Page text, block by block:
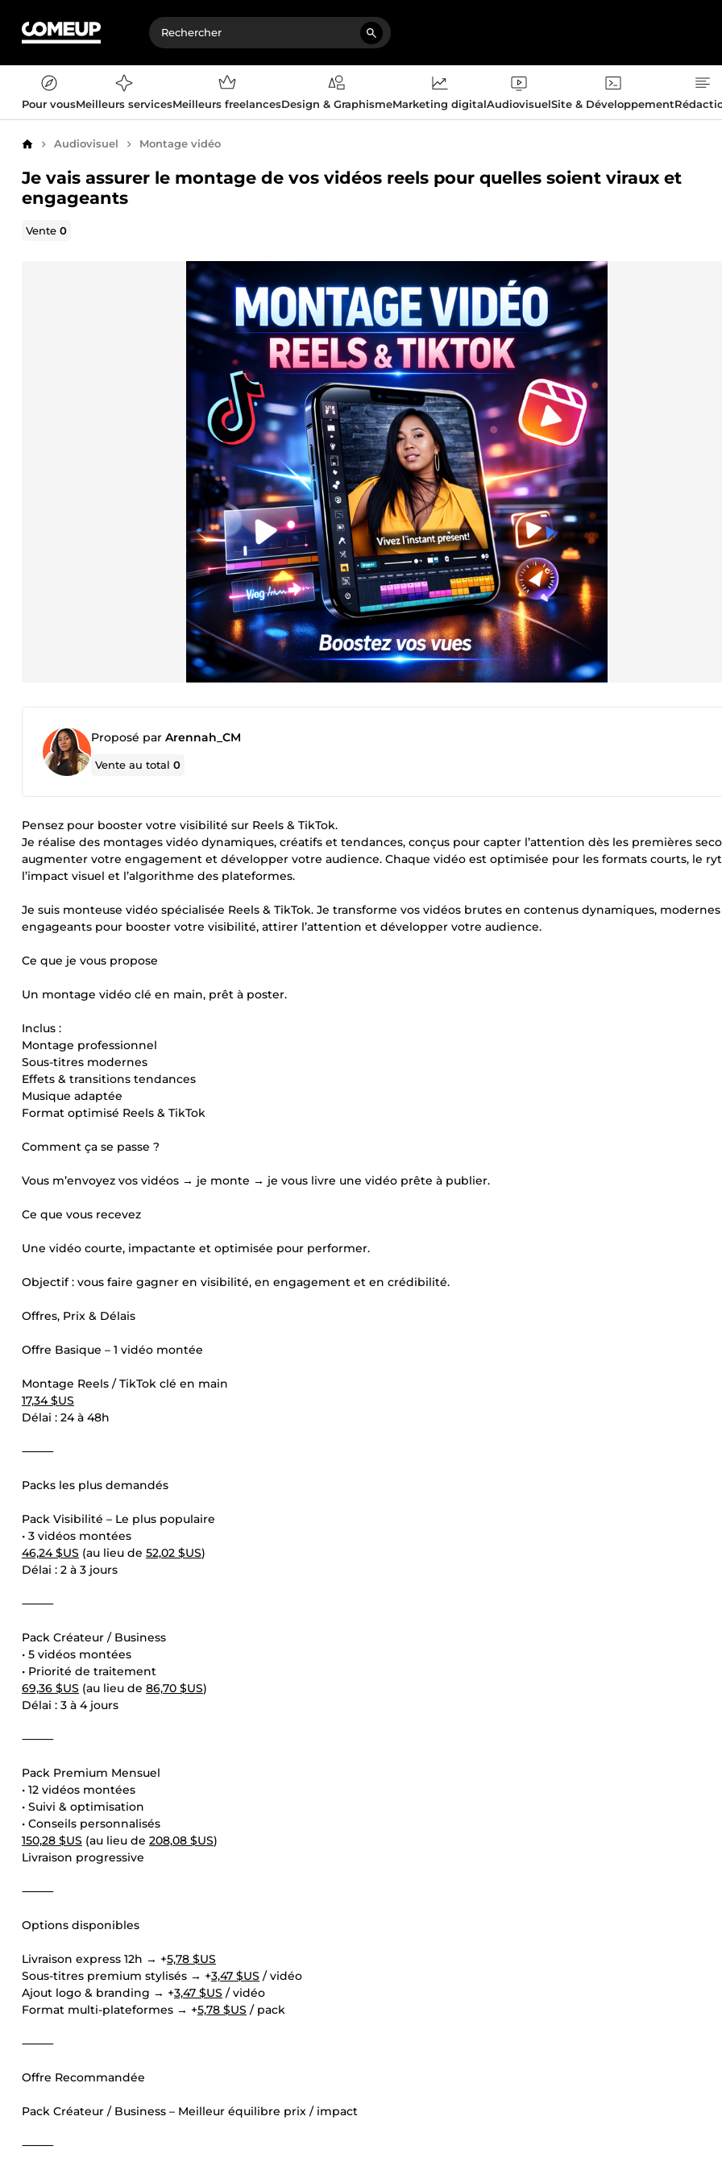
Pour vousMeilleurs servicesMeilleurs freelancesDesign & GraphismeMarketing digitalAudiovisuelSite & Développement
AccueilAudiovisuel Montage vidéo
Je vais assurer le montage de vos vidéos reels pour quelles soient viraux et
engageants
Vente0
Proposé par Arennah_CM
Vente au total0
Pensez pour booster votre visibilité sur Reels & TikTok.
Je réalise des montages vidéo dynamiques, créatifs et tendances, conçus pour capter l’attention dès les premières
augmenter votre engagement et développer votre audience. Chaque vidéo est optimisée pour les formats courts, le
l’impact visuel et l’algorithme des plateformes.
Je suis monteuse vidéo spécialisée Reels & TikTok. Je transforme vos vidéos brutes en contenus dynamiques,
engageants pour booster votre visibilité, attirer l’attention et développer votre audience.
Ce que je vous propose
Un montage vidéo clé en main, prêt à poster.
Inclus :
Montage professionnel
Sous-titres modernes
Effets & transitions tendances
Musique adaptée
Format optimisé Reels & TikTok
Comment ça se passe ?
Vous m’envoyez vos vidéos → je monte → je vous livre une vidéo prête à publier.
Ce que vous recevez
Une vidéo courte, impactante et optimisée pour performer.
Objectif : vous faire gagner en visibilité, en engagement et en crédibilité.
Offres, Prix & Délais
Offre Basique – 1 vidéo montée
Montage Reels / TikTok clé en main
17,34 $US
Délai : 24 à 48h
⸻
Packs les plus demandés
Pack Visibilité – Le plus populaire
• 3 vidéos montées
46,24 $US (au lieu de 52,02 $US)
Délai : 2 à 3 jours
⸻
Pack Créateur / Business
• 5 vidéos montées
• Priorité de traitement
69,36 $US (au lieu de 86,70 $US)
Délai : 3 à 4 jours
⸻
Pack Premium Mensuel
• 12 vidéos montées
• Suivi & optimisation
• Conseils personnalisés
150,28 $US (au lieu de 208,08 $US)
Livraison progressive
⸻
Options disponibles
Livraison express 12h → +5,78 $US
Sous-titres premium stylisés → +3,47 $US / vidéo
Ajout logo & branding → +3,47 $US / vidéo
Format multi-plateformes → +5,78 $US / pack
⸻
Offre Recommandée
Pack Créateur / Business – Meilleur équilibre prix / impact
⸻